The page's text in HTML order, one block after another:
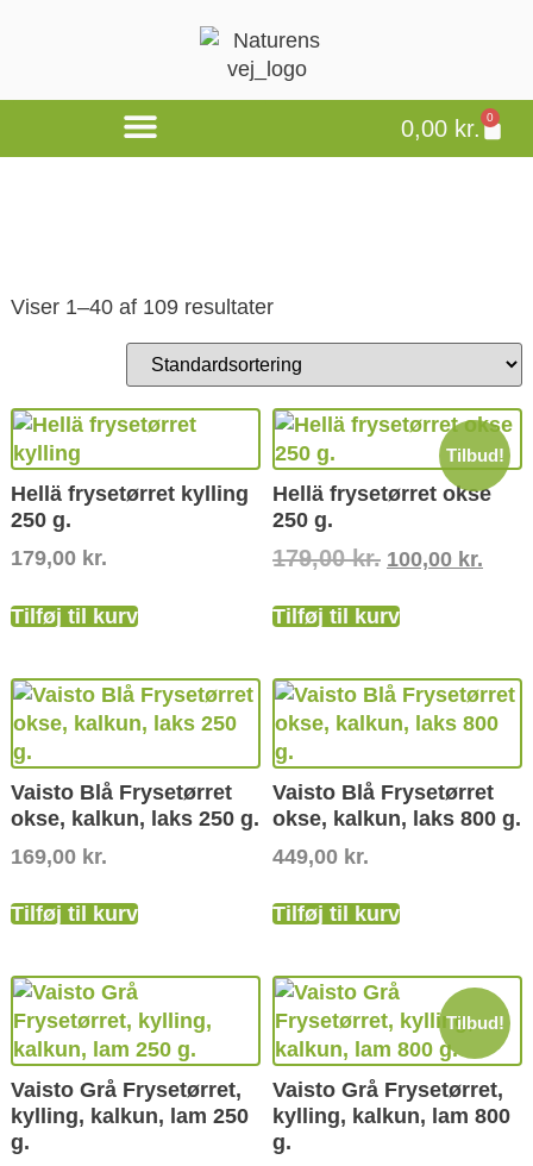
0,00 kr. 0
Viser 1–40 af 109 resultater
Hellä frysetørret kylling
250 g.
179,00 kr.
Tilføj til kurv
Tilbud!
Hellä frysetørret okse
250 g.
179,00kr. 100,00 kr.
Tilføj til kurv
Vaisto Blå Frysetørret
okse, kalkun, laks 250 g.
169,00 kr.
Tilføj til kurv
Vaisto Blå Frysetørret
okse, kalkun, laks 800 g.
449,00 kr.
Tilføj til kurv
Vaisto Grå Frysetørret,
kylling, kalkun, lam 250
g.
Tilbud!
Vaisto Grå Frysetørret,
kylling, kalkun, lam 800
g.